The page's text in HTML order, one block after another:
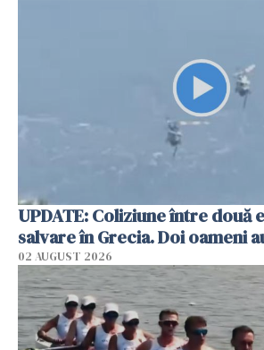
UPDATE: Coliziune între două
salvare în Grecia. Doi oameni
02 AUGUST 2026